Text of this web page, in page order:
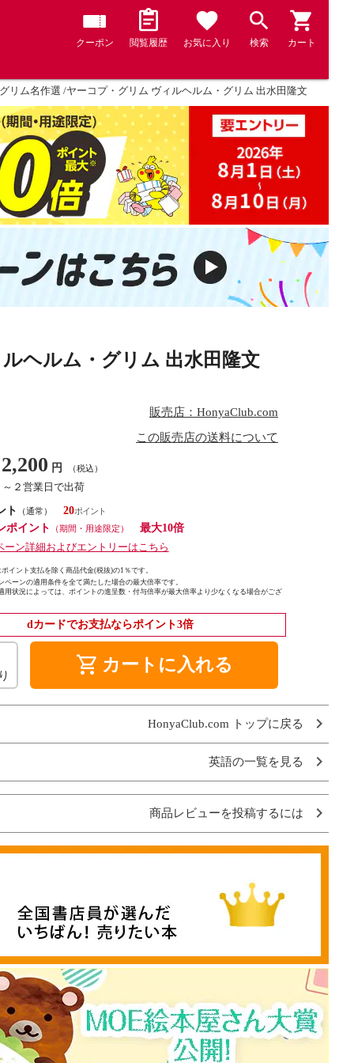
クーポン 閲覧履歴 お気に入り 検索 カート
リム名作選 /ヤーコプ・グリム ヴィルヘルム・グリム 出水田隆文
ヘルム・グリム 出水田隆文
販売店：HonyaClub.com
この販売店の送料について
2,200 円 （税込）
～２営業日で出荷
ト
（通常）
20
ポイント
（期間・用途限定）
最大10倍
ーン詳細およびエントリーはこちら
イント支払を除く商品代金(税抜)の1％です。
ペーンの適用条件を全て満たした場合の最大倍率です。
用状況によっては、ポイントの進呈数・付与倍率が最大倍率より少なくなる場合がござ
dカードでお支払ならポイント3倍
shopping_cart カートに入れる
HonyaClub.com トップに戻る
英語の一覧を見る
商品レビューを投稿するには